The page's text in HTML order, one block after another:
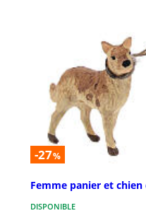
-27%
Femme panier et chien
DISPONIBLE